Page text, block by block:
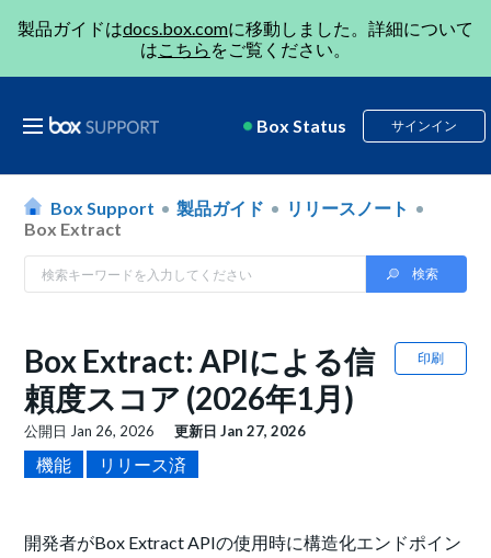
製品ガイドはdocs.box.comに移動しました。詳細について
はこちら をご覧ください。
Box Status サインイン
Box Support 製品ガイド
リリースノート
Box Extract
印刷
Box Extract: APIによる信
頼度スコア (2026年1月)
公開日 Jan 26, 2026 更新日Jan 27, 2026
機能 リリース済
開発者がBox Extract APIの使用時に構造化エンドポイン